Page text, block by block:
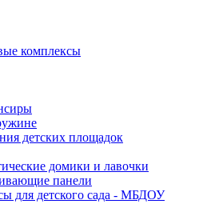
комплексы
детских площадок
домики и лавочки
панели
для детского сада - МБДОУ